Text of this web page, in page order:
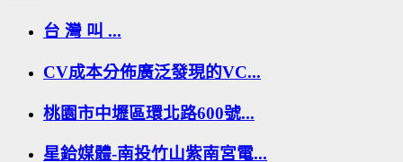
台 灣 叫 ...
CV成本分佈廣泛發現的VC...
桃園市中壢區環北路600號...
星鉿媒體-南投竹山紫南宮電...